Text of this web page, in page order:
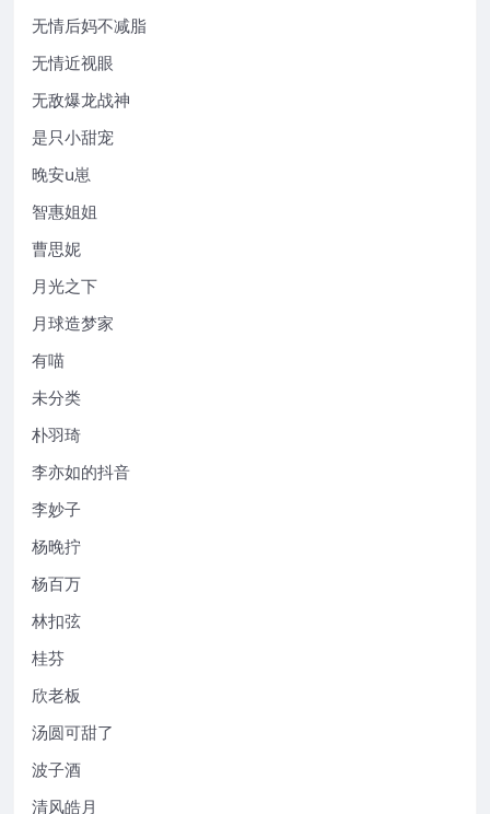
无情后妈不减脂
无情近视眼
无敌爆龙战神
是只小甜宠
晚安u崽
智惠姐姐
曹思妮
月光之下
月球造梦家
有喵
未分类
朴羽琦
李亦如的抖音
李妙子
杨晚拧
杨百万
林扣弦
桂芬
欣老板
汤圆可甜了
波子酒
清风皓月